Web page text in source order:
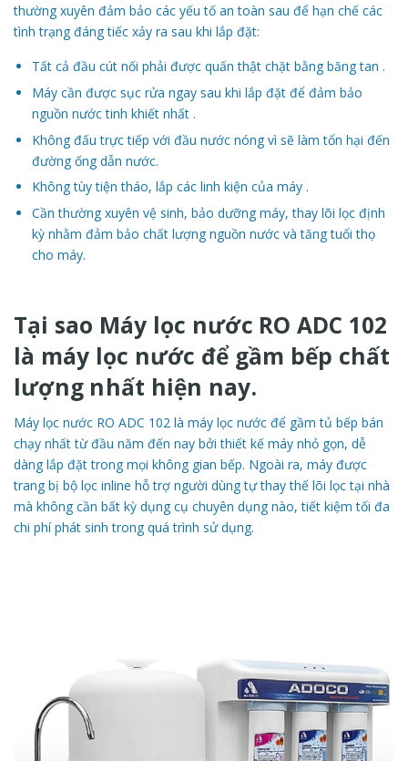
thường xuyên đảm bảo các yếu tố an toàn sau để hạn chế các
tình trạng đáng tiếc xảy ra sau khi lắp đặt:
Tất cả đầu cút nối phải được quấn thật chặt bằng băng tan .
Máy cần được sục rửa ngay sau khi lắp đặt để đảm bảo
nguồn nước tinh khiết nhất .
Không đấu trực tiếp với đầu nước nóng vì sẽ làm tổn hại đến
đường ống dẫn nước.
Không tùy tiện tháo, lắp các linh kiện của máy .
Cần thường xuyên vệ sinh, bảo dưỡng máy, thay lõi lọc định
kỳ nhằm đảm bảo chất lượng nguồn nước và tăng tuổi thọ
cho máy.
Tại sao Máy lọc nước RO ADC 102
là máy lọc nước để gầm bếp chất
lượng nhất hiện nay.
Máy lọc nước RO ADC 102 là máy lọc nước để gầm tủ bếp bán
chạy nhất từ đầu năm đến nay bởi thiết kế máy nhỏ gọn, dễ
dàng lắp đặt trong mọi không gian bếp. Ngoài ra, máy được
trang bị bộ lọc inline hỗ trợ người dùng tự thay thế lõi lọc tại nhà
mà không cần bất kỳ dụng cụ chuyên dụng nào, tiết kiệm tối đa
chi phí phát sinh trong quá trình sử dụng.